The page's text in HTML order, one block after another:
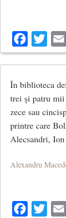
În biblioteca
trei şi patru mii
zece sau
printre care
Alecsandri,
Alexandru